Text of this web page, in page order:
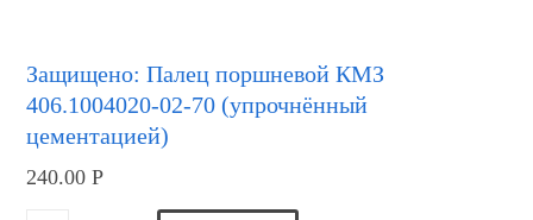
Защищено: Палец поршневой КМЗ
406.1004020-02-70 (упрочнённый
цементацией)
240.00Р